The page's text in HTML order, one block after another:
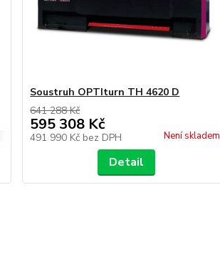
Soustruh OPTIturn TH 4620 D
641 288 Kč
595 308 Kč
491 990 Kč bez DPH Není skladem
Detail